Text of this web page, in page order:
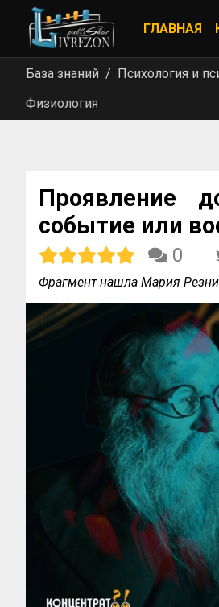
ГЛАВНАЯ
База знаний
Психология и
Физиология
Проявление
событие или
0
Фрагмент нашла Мария